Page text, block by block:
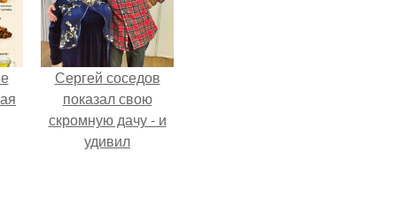
автокатастpoфах.
Сергей соседов
показал свою
скромную дачу - и
удивил